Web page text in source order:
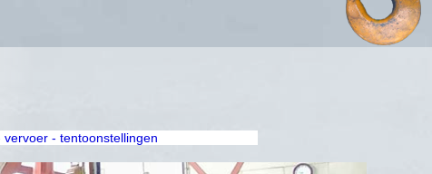
vervoer - tentoonstellingen